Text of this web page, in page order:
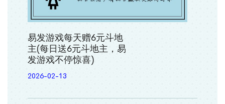
易发游戏每天赠6元斗地
主(每日送6元斗地主，易
发游戏不停惊喜)
2026-02-13